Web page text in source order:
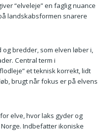
“elveleje” en faglig nuance
landskabsformen snarere
og bredder, som elven løber i,
Central term i
et teknisk korrekt, lidt
brugt når fokus er på elvens
elve, hvor laks gyder og
Indbefatter ikoniske